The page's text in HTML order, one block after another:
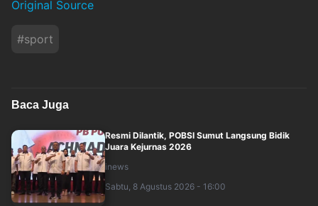
Original Source
#sport
Baca Juga
Resmi Dilantik, POBSI Sumut Langsung Bidik
Juara Kejurnas 2026
inews
Sabtu, 8 Agustus 2026 - 16:00